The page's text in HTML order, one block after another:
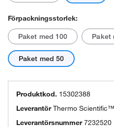
Förpackningsstorlek:
Paket med 100 Paket
Paket med 50
Produktkod. 15302388
LeverantörThermo Scientific™
Leverantörsnummer 7232520